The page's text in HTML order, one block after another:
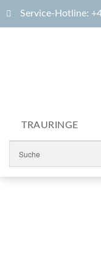
Service-Hotline:
TRAURINGE